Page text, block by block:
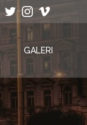
GALERI